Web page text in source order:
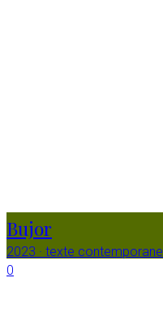
Bujor
2023 · texte contemporane
0